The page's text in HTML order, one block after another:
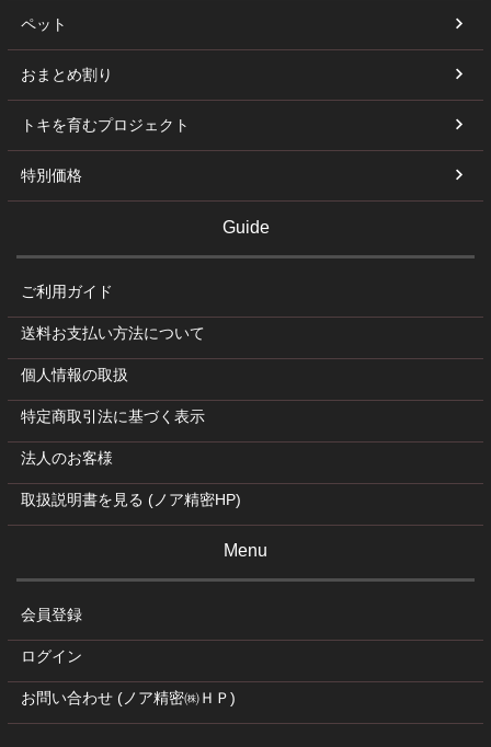
ペット
おまとめ割り
トキを育むプロジェクト
特別価格
Guide
ご利用ガイド
送料お支払い方法について
個人情報の取扱
特定商取引法に基づく表示
法人のお客様
取扱説明書を見る (ノア精密HP)
Menu
会員登録
ログイン
お問い合わせ (ノア精密㈱ＨＰ)